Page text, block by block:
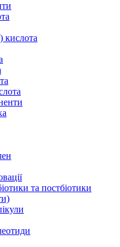
кислота
та постбіотики